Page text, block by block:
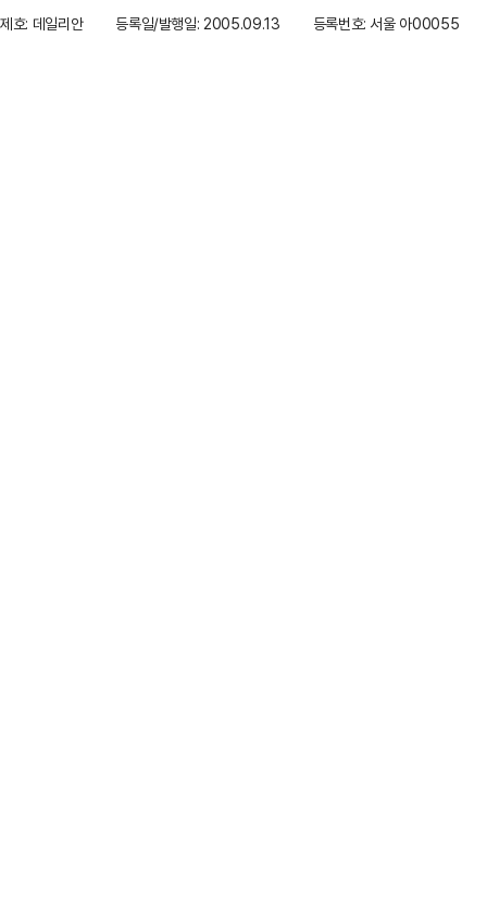
제호: 데일리안
등록일/발행일: 2005.09.13 등록번호: 서울 아00055